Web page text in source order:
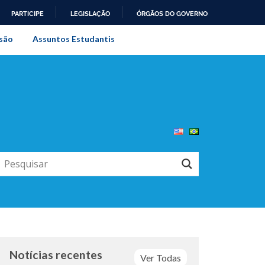
PARTICIPE LEGISLAÇÃO ÓRGÃOS DO GOVERNO
do Rio de Janeiro
Assuntos Estudantis
Ver Todas
Notícias recentes